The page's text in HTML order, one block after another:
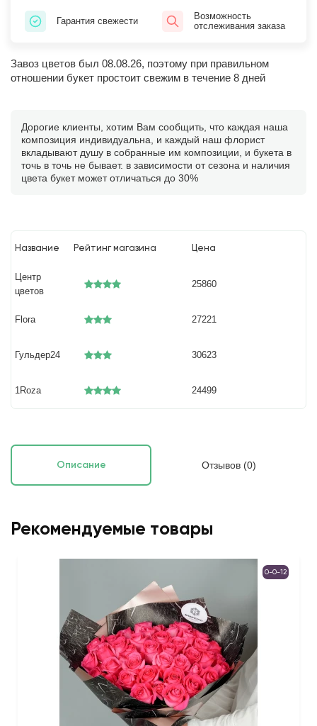
Гарантия свежести
Возможность
отслеживания заказа
Завоз цветов был 08.08.26, поэтому при правильном
отношении букет простоит свежим в течение 8 дней
Дорогие клиенты, хотим Вам сообщить, что каждая наша
композиция индивидуальна, и каждый наш флорист
вкладывают душу в собранные им композиции, и букета в
точь в точь не бывает. в зависимости от сезона и наличия
цвета букет может отличаться до 30%
Название Рейтинг магазина Цена
Центр
цветов
25860
Flora 27221
Гульдер24 30623
1Roza 24499
Описание Отзывов (0)
Рекомендуемые товары
0-0-12